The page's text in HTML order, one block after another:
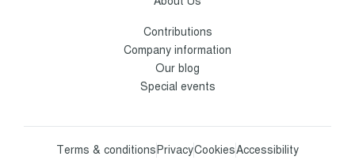
Contributions
Company information
Our blog
Special events
Terms & conditions PrivacyCookiesAccessibility